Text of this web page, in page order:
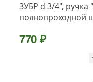
ЗУБР d 3/4″, ручка
полнопроходной
770 ₽